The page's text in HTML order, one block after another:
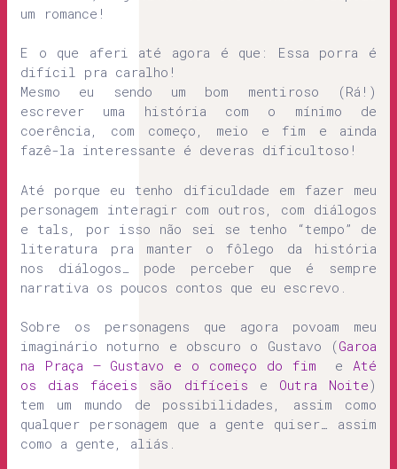
um romance!
E o que aferi até agora é que: Essa porra é
difícil pra caralho!
Mesmo eu sendo um bom mentiroso (Rá!)
escrever uma história com o mínimo de
coerência, com começo, meio e fim e ainda
fazê-la interessante é deveras dificultoso!
Até porque eu tenho dificuldade em fazer meu
personagem interagir com outros, com diálogos
e tals, por isso não sei se tenho “tempo” de
literatura pra manter o fôlego da história
nos diálogos… pode perceber que é sempre
narrativa os poucos contos que eu escrevo.
Sobre os personagens que agora povoam meu
imaginário noturno e obscuro o Gustavo (Garoa
na Praça – Gustavo e o começo do fim eAté
os dias fáceis são difíceis e Outra Noite)
tem um mundo de possibilidades, assim como
qualquer personagem que a gente quiser… assim
como a gente, aliás.